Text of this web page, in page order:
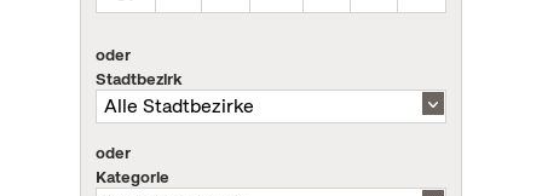
oder
Stadtbezirk
oder
Kategorie